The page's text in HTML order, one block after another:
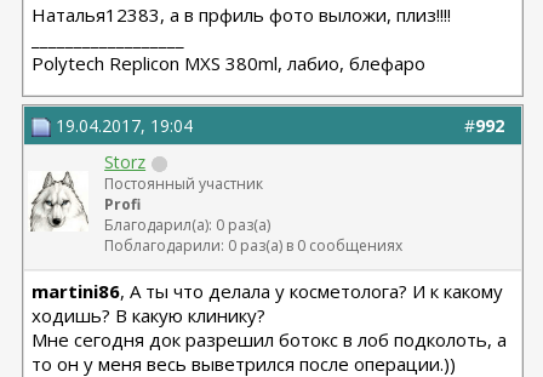
Наталья12383, а в прфиль фото выложи, плиз!!!!
Polytech Replicon MXS 380ml, лабио, блефаро
#992
19.04.2017, 19:04
Storz
Постоянный участник
Profi
Благодарил(а): 0 раз(а)
Поблагодарили: 0 раз(а) в 0 сообщениях
martini86, А ты что делала у косметолога? И к какому
ходишь? В какую клинику?
Мне сегодня док разрешил ботокс в лоб подколоть, а
то он у меня весь выветрился после операции.))